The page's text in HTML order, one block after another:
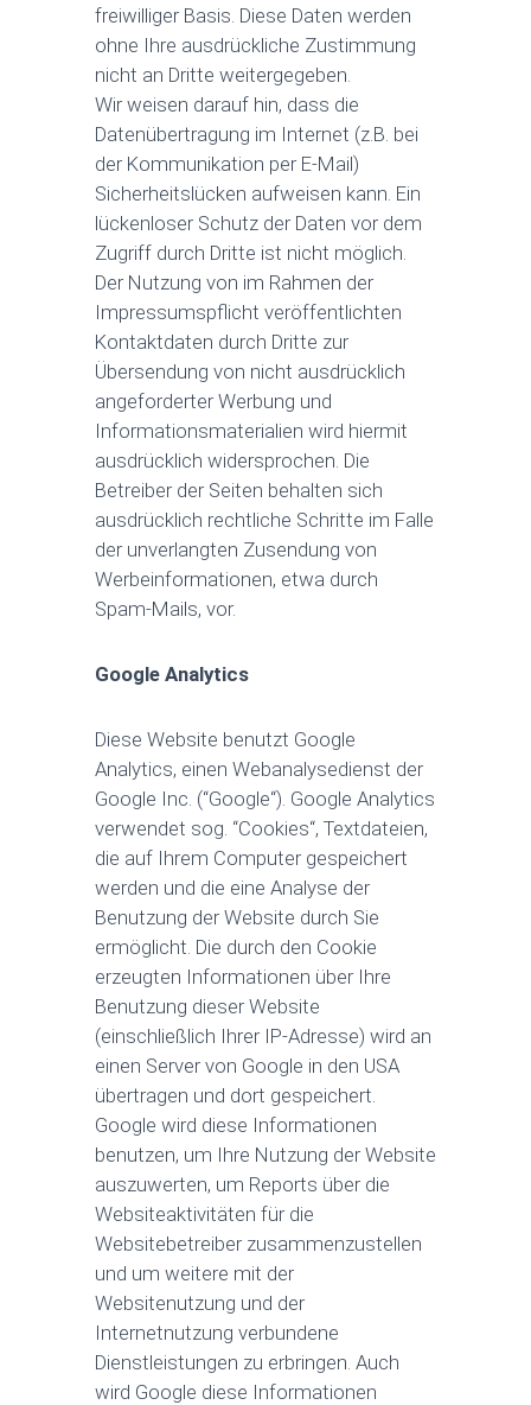
freiwilliger Basis. Diese Daten werden
ohne Ihre ausdrückliche Zustimmung
nicht an Dritte weitergegeben.
Wir weisen darauf hin, dass die
Datenübertragung im Internet (z.B. bei
der Kommunikation per E-Mail)
Sicherheitslücken aufweisen kann. Ein
lückenloser Schutz der Daten vor dem
Zugriff durch Dritte ist nicht möglich.
Der Nutzung von im Rahmen der
Impressumspflicht veröffentlichten
Kontaktdaten durch Dritte zur
Übersendung von nicht ausdrücklich
angeforderter Werbung und
Informationsmaterialien wird hiermit
ausdrücklich widersprochen. Die
Betreiber der Seiten behalten sich
ausdrücklich rechtliche Schritte im Falle
der unverlangten Zusendung von
Werbeinformationen, etwa durch
Spam-Mails, vor.
Google Analytics
Diese Website benutzt Google
Analytics, einen Webanalysedienst der
Google Inc. (“Google“). Google Analytics
verwendet sog. “Cookies“, Textdateien,
die auf Ihrem Computer gespeichert
werden und die eine Analyse der
Benutzung der Website durch Sie
ermöglicht. Die durch den Cookie
erzeugten Informationen über Ihre
Benutzung dieser Website
(einschließlich Ihrer IP-Adresse) wird an
einen Server von Google in den USA
übertragen und dort gespeichert.
Google wird diese Informationen
benutzen, um Ihre Nutzung der Website
auszuwerten, um Reports über die
Websiteaktivitäten für die
Websitebetreiber zusammenzustellen
und um weitere mit der
Websitenutzung und der
Internetnutzung verbundene
Dienstleistungen zu erbringen. Auch
wird Google diese Informationen